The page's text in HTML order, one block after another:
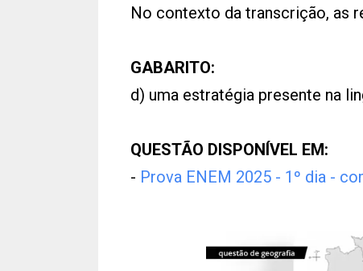
No contexto da transcrição, as
GABARITO:
d) uma estratégia presente na
QUESTÃO DISPONÍVEL EM:
- Prova ENEM 2025 - 1º dia -